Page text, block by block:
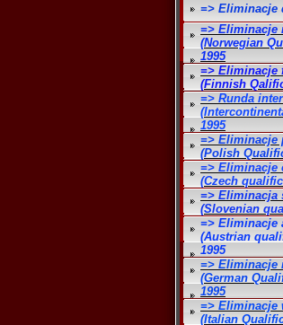
=> Eliminacje
=> Eliminacje
(Norwegian
1995
=> Eliminacje
(Finnish
=> Runda
1995
=> Eliminacje
(Polish
=> Eliminacje
(Czech
=> Eliminacja
(Slovenian
=> Eliminacje
(Austrian
1995
=> Eliminacje
(German
1995
=> Eliminacje
(Italian